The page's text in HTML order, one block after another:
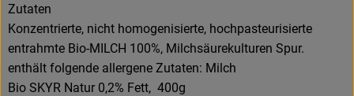
Zutaten
Konzentrierte, nicht homogenisierte, hochpasteurisierte
entrahmte Bio-MILCH 100%, Milchsäurekulturen Spur.
enthält folgende allergene Zutaten: Milch
Bio SKYR Natur 0,2% Fett, 400g